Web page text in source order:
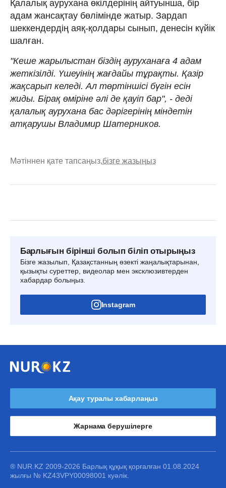
Қалалық аурухана өкілдерінің айтуынша, бір
адам жансақтау бөлімінде жатыр. Зардап
шеккендердің аяқ-қолдары сынып, денесін күйік
шалған.
"Кеше жарылыстан біздің ауруханаға 4 адам
жеткізілді. Үшеуінің жағдайы тұрақты. Қазір
жақсарып келеді. Ал төртіншісі бүгін есін
жиды. Бірақ өміріне әлі де қауіп бар", - деді
қалалық аурухана бас дәрігерінің міндетін
атқарушы Владимир Шатерников.
Мәтіннен қате тапсаңыз,бізге жазыңыз
Барлығын бірінші болып біліп отырыңыз
Бізге жазылып, Қазақстанның өзекті жаңалықтарынан,
қызықты суреттер, видеолар мен эксклюзивтерден
хабардар болыңыз.
Instagram
Ақау туралы хабарлаңыз
Жарнама берушілерге
® NUR.KZ 2009-2026 Барлық құқық қорғалған 01.08.2024
жылғы № KZ43VPY00098001 куәлік.